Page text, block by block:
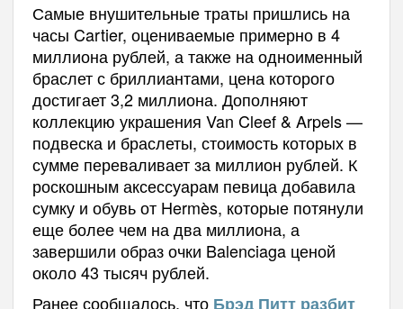
Самые внушительные траты пришлись на
часы Cartier, оцениваемые примерно в 4
миллиона рублей, а также на одноименный
браслет с бриллиантами, цена которого
достигает 3,2 миллиона. Дополняют
коллекцию украшения Van Cleef & Arpels —
подвеска и браслеты, стоимость которых в
сумме переваливает за миллион рублей. К
роскошным аксессуарам певица добавила
сумку и обувь от Hermès, которые потянули
еще более чем на два миллиона, а
завершили образ очки Balenciaga ценой
около 43 тысяч рублей.
Ранее сообщалось, что Брэд Питт разбит